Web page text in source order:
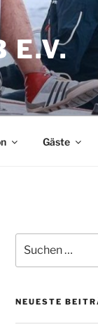
E.V.
Gäste
nach:
NEUESTE